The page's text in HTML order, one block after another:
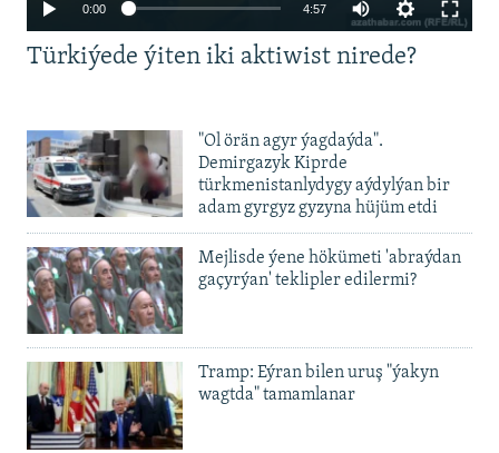
720p 1080p
0:00 4:57
240p
1080p
Türkiýede ýiten iki aktiwist nirede?
"Ol örän agyr ýagdaýda".
Demirgazyk Kiprde
türkmenistanlydygy aýdylýan bir
adam gyrgyz gyzyna hüjüm etdi
Mejlisde ýene hökümeti 'abraýdan
gaçyrýan' teklipler edilermi?
Tramp: Eýran bilen uruş "ýakyn
wagtda" tamamlanar